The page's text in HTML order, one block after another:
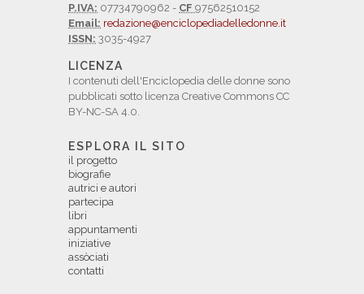
P.IVA: 07734790962 - CF 97562510152
Email: redazione@enciclopediadelledonne.it
ISSN: 3035-4927
LICENZA
I contenuti dell'Enciclopedia delle donne sono
pubblicati sotto licenza Creative Commons CC
BY-NC-SA 4.0.
ESPLORA IL SITO
il progetto
biografie
autrici e autori
partecipa
libri
appuntamenti
iniziative
assòciati
contatti